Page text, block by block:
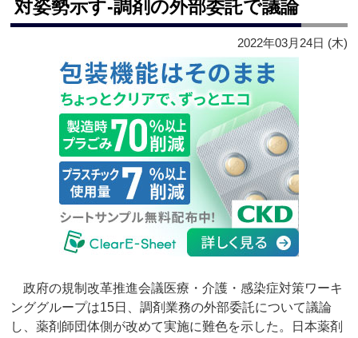
対姿勢示す‐調剤の外部委託で議論
2022年03月24日 (木)
政府の規制改革推進会議医療・介護・感染症対策ワーキ
ンググループは15日、調剤業務の外部委託について議論
し、薬剤師団体側が改めて実施に難色を示した。日本薬剤